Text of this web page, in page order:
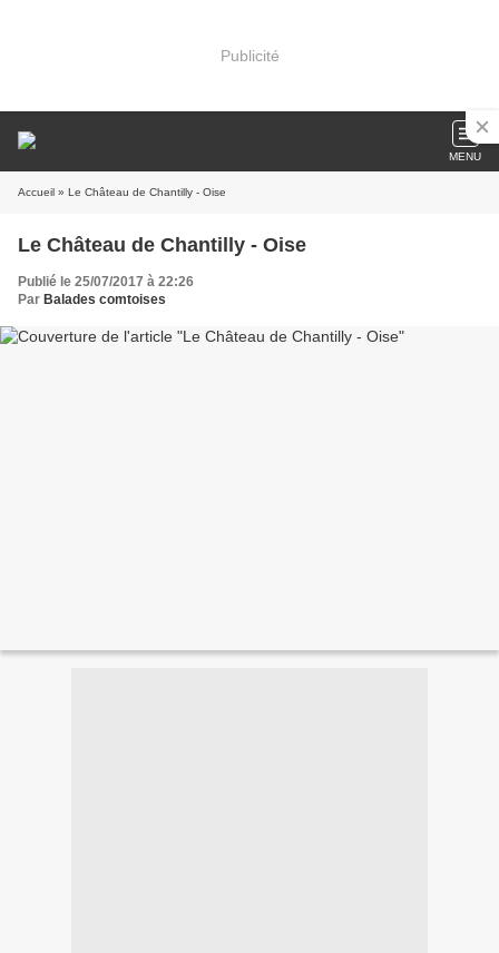
Publicité
MENU
Accueil » Le Château de Chantilly - Oise
Le Château de Chantilly - Oise
Publié le 25/07/2017 à 22:26
Par Balades comtoises